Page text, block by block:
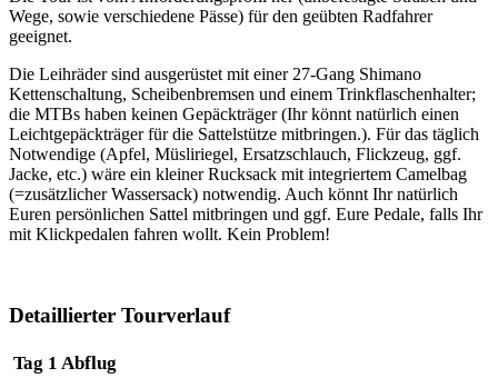
Wege, sowie verschiedene Pässe) für den geübten Radfahrer
geeignet.
Die Leihräder sind ausgerüstet mit einer 27-Gang Shimano
Kettenschaltung, Scheibenbremsen und einem Trinkflaschenhalter;
die MTBs haben keinen Gepäckträger (Ihr könnt natürlich einen
Leichtgepäckträger für die Sattelstütze mitbringen.). Für das täglich
Notwendige (Apfel, Müsliriegel, Ersatzschlauch, Flickzeug, ggf.
Jacke, etc.) wäre ein kleiner Rucksack mit integriertem Camelbag
(=zusätzlicher Wassersack) notwendig. Auch könnt Ihr natürlich
Euren persönlichen Sattel mitbringen und ggf. Eure Pedale, falls Ihr
mit Klickpedalen fahren wollt. Kein Problem!
Detaillierter Tourverlauf
Tag 1 Abflug